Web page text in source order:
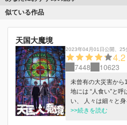
似ている作品
天国大魔境
2023年04月01日公開 25
4.2
7448 10623
未曾有の大災害から
地には “人食い”と
い、 人々は細々と
東京・中野で便利屋
>>続きを読む